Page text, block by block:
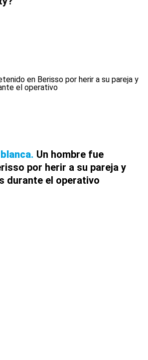
Un hombre fue
por herir a su pareja y
durante el operativo